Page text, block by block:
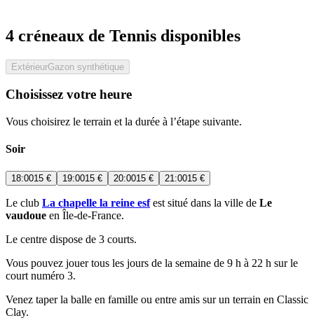
4 créneaux de Tennis disponibles
ExtérieurGazon synthétique
Choisissez votre heure
Vous choisirez le terrain et la durée à l’étape suivante.
Soir
18:0015 € 19:0015 € 20:0015 € 21:0015 €
Le club La chapelle la reine esfest situé dans la ville de Le
vaudoue en Île-de-France.
Le centre dispose de 3 courts.
Vous pouvez jouer tous les jours de la semaine de 9 h à 22 h sur le
court numéro 3.
Venez taper la balle en famille ou entre amis sur un terrain en Classic
Clay.